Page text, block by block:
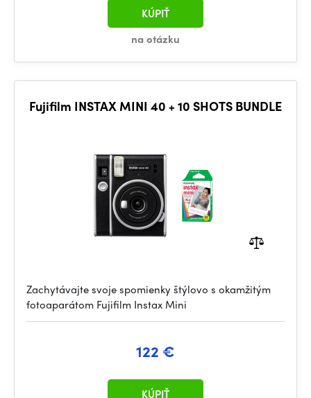
na otázku
KÚPIŤ
Fujifilm INSTAX MINI 40 + 10 SHOTS BUNDLE
Zachytávajte svoje spomienky štýlovo s okamžitým
fotoaparátom Fujifilm Instax Mini
122 €
KÚPIŤ